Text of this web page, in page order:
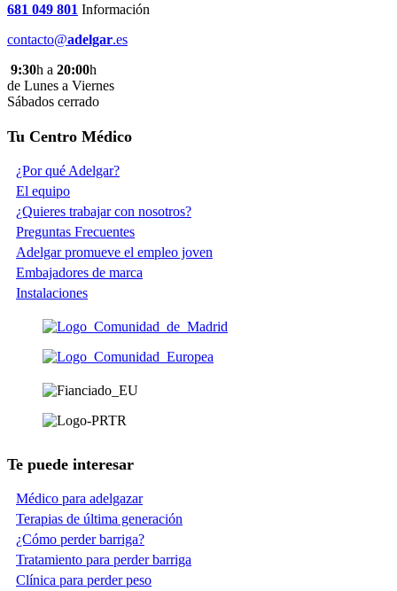
681 049 801 Información
contacto@adelgar.es
9:30h a 20:00h
de Lunes a Viernes
Sábados cerrado
Tu Centro Médico
¿Por qué Adelgar?
El equipo
¿Quieres trabajar con nosotros?
Preguntas Frecuentes
Adelgar promueve el empleo joven
Embajadores de marca
Instalaciones
Te puede interesar
Médico para adelgazar
Terapias de última generación
¿Cómo perder barriga?
Tratamiento para perder barriga
Clínica para perder peso